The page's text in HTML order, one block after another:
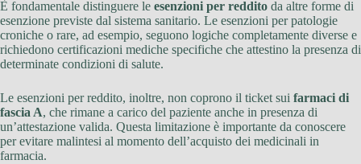
È fondamentale distinguere le esenzioni per reddito da altre forme di
esenzione previste dal sistema sanitario. Le esenzioni per patologie
croniche o rare, ad esempio, seguono logiche completamente diverse e
richiedono certificazioni mediche specifiche che attestino la presenza di
determinate condizioni di salute.
Le esenzioni per reddito, inoltre, non coprono il ticket sui farmaci di
fascia A, che rimane a carico del paziente anche in presenza di
un’attestazione valida. Questa limitazione è importante da conoscere
per evitare malintesi al momento dell’acquisto dei medicinali in
farmacia.